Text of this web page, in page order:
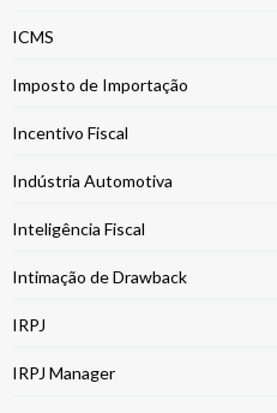
ICMS
Imposto de Importação
Incentivo Fiscal
Indústria Automotiva
Inteligência Fiscal
Intimação de Drawback
IRPJ
IRPJ Manager